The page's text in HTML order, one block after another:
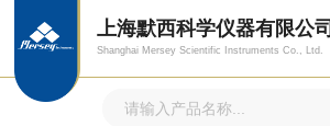
上海默西科学仪器有限公司
Shanghai Mersey Scientific Instruments Co., Ltd.